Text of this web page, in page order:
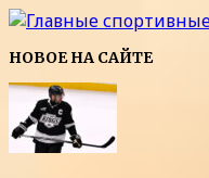
НОВОЕ НА САЙТЕ